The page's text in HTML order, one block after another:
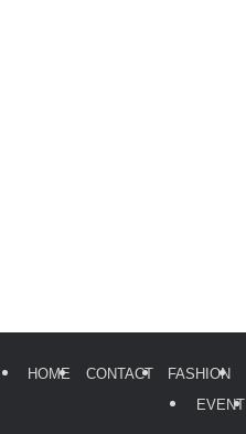
HOME CONTACT FASHION
EVENT